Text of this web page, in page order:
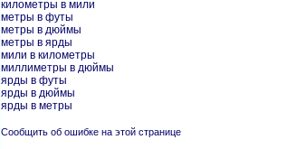
километры в мили
метры в футы
метры в дюймы
метры в ярды
мили в километры
миллиметры в дюймы
ярды в футы
ярды в дюймы
ярды в метры
Сообщить об ошибке на этой странице